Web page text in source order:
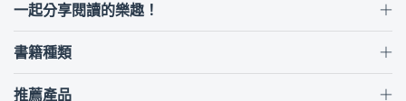
一起分享閱讀的樂趣！
書籍種類
推薦產品